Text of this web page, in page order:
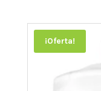
¡Oferta!